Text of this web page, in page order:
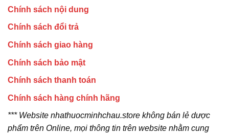
Chính sách nội dung
Chính sách đổi trả
Chính sách giao hàng
Chính sách bảo mật
Chính sách thanh toán
Chính sách hàng chính hãng
*** Website nhathuocminhchau.store không bán lẻ dược
phẩm trên Online, mọi thông tin trên website nhằm cung